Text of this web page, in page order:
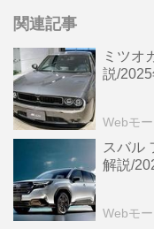
関連記事
ミツオ
説/2025
Webモ
スバル
解説/
Webモ